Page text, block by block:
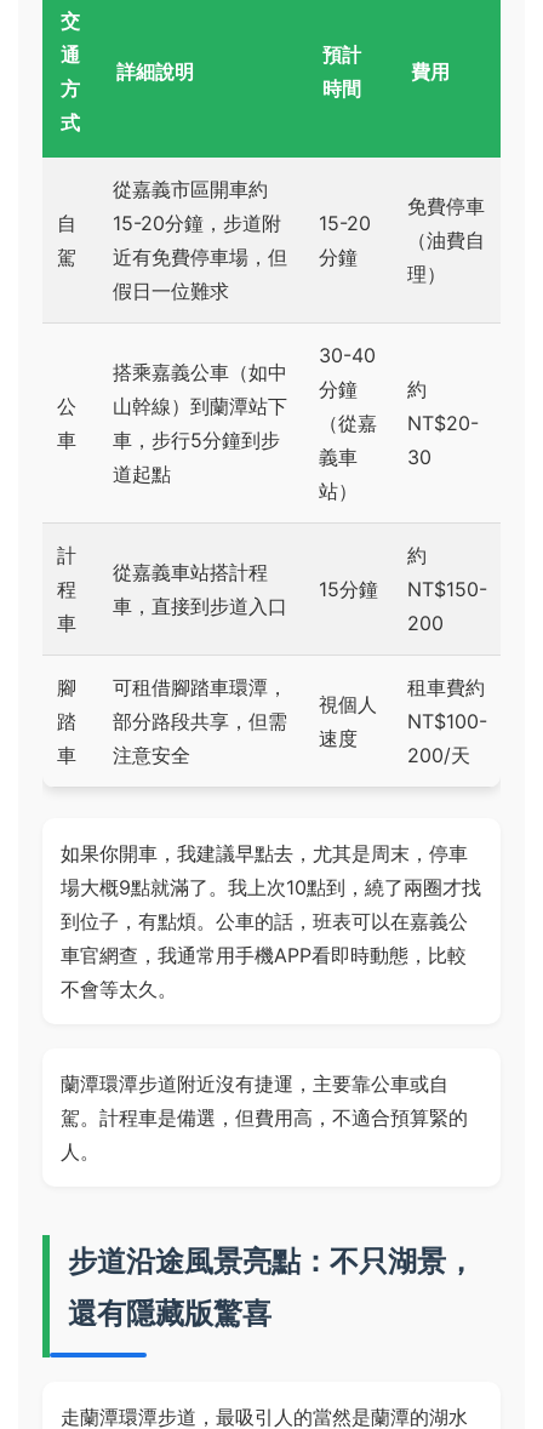
交
通
方
式
詳細說明
預計
時間
費用
自
駕
從嘉義市區開車約
15-20分鐘，步道附
近有免費停車場，但
假日一位難求
15-20
分鐘
免費停車
（油費自
理）
公
車
搭乘嘉義公車（如中
山幹線）到蘭潭站下
車，步行5分鐘到步
道起點
30-40
分鐘
（從嘉
義車
站）
約
NT$20-
30
計
程
車
從嘉義車站搭計程
車，直接到步道入口
15分鐘
約
NT$150-
200
腳
踏
車
可租借腳踏車環潭，
部分路段共享，但需
注意安全
視個人
速度
租車費約
NT$100-
200/天
如果你開車，我建議早點去，尤其是周末，停車
場大概9點就滿了。我上次10點到，繞了兩圈才找
到位子，有點煩。公車的話，班表可以在嘉義公
車官網查，我通常用手機APP看即時動態，比較
不會等太久。
蘭潭環潭步道附近沒有捷運，主要靠公車或自
駕。計程車是備選，但費用高，不適合預算緊的
人。
步道沿途風景亮點：不只湖景，
還有隱藏版驚喜
走蘭潭環潭步道，最吸引人的當然是蘭潭的湖水